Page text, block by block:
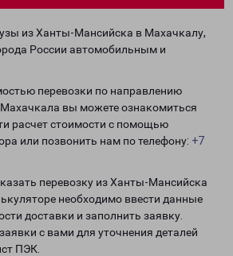
из Ханты-Мансийска в Махачкалу,
России автомобильным и
перевозки по направлению
вы можете ознакомиться
расчет стоимости с помощью
или позвонить нам по телефону: +7
перевозку из Ханты-Мансийска
необходимо ввести данные
доставки и заполнить заявку.
с вами для уточнения деталей
ПЭК.